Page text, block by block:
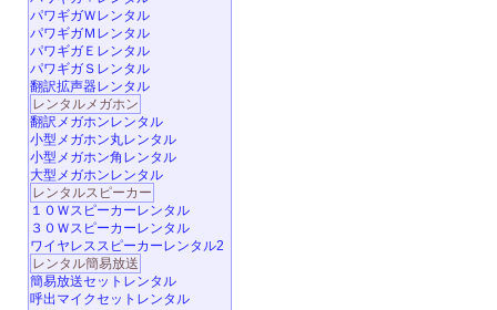
パワギガＷレンタル
パワギガＭレンタル
パワギガＥレンタル
パワギガＳレンタル
翻訳拡声器レンタル
レンタルメガホン
翻訳メガホンレンタル
小型メガホン丸レンタル
小型メガホン角レンタル
大型メガホンレンタル
レンタルスピーカー
１０Ｗスピーカーレンタル
３０Ｗスピーカーレンタル
ワイヤレススピーカーレンタル2
レンタル簡易放送
簡易放送セットレンタル
呼出マイクセットレンタル